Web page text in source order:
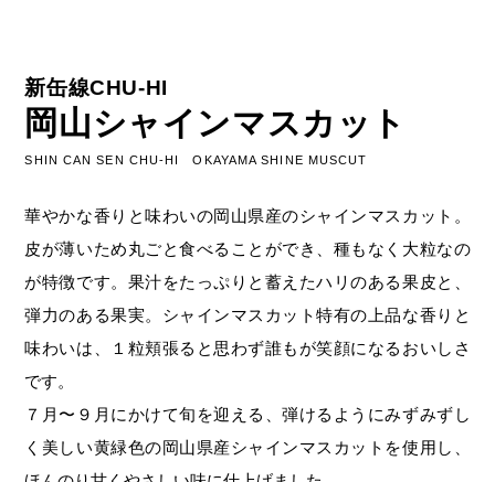
新缶線CHU-HI
岡山シャインマスカット
SHIN CAN SEN CHU-HI OKAYAMA SHINE MUSCUT
華やかな香りと味わいの岡山県産のシャインマスカット。
皮が薄いため丸ごと食べることができ、種もなく大粒なの
が特徴です。果汁をたっぷりと蓄えたハリのある果皮と、
弾力のある果実。シャインマスカット特有の上品な香りと
味わいは、１粒頬張ると思わず誰もが笑顔になるおいしさ
です。
７月〜９月にかけて旬を迎える、弾けるようにみずみずし
く美しい黄緑色の岡山県産シャインマスカットを使用し、